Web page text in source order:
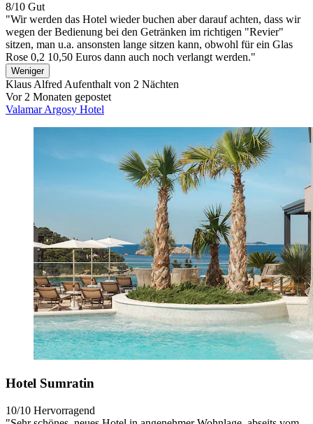
8/10 Gut
"Wir werden das Hotel wieder buchen aber darauf achten, dass wir
wegen der Bedienung bei den Getränken im richtigen "Revier"
sitzen, man u.a. ansonsten lange sitzen kann, obwohl für ein Glas
Rose 0,2 10,50 Euros dann auch noch verlangt werden."
Weniger
Klaus Alfred Aufenthalt von 2 Nächten
Vor 2 Monaten gepostet
Valamar Argosy Hotel
Hotel Sumratin
10/10 Hervorragend